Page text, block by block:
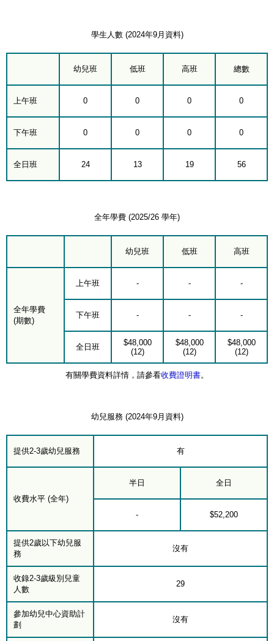
學生人數 (2024年9月資料)
幼兒班 低班 高班 總數
上午班 0 0 0 0
下午班 0 0 0 0
全日班 24 13 19 56
全年學費 (2025/26 學年)
幼兒班 低班 高班
全年學費
(期數)
上午班 - - -
下午班 - - -
全日班
$48,000
(12)
$48,000
(12)
$48,000
(12)
有關學費資料詳情，請參看收費證明書。
幼兒服務 (2024年9月資料)
提供2-3歲幼兒服務 有
收費水平 (全年)
半日 全日
- $52,200
提供2歲以下幼兒服
務
沒有
收錄2-3歲級別兒童
人數
29
參加幼兒中心資助計
劃
沒有